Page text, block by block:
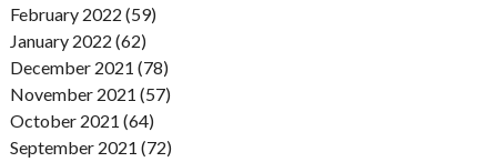
February 2022 (59)
January 2022 (62)
December 2021 (78)
November 2021 (57)
October 2021 (64)
September 2021 (72)